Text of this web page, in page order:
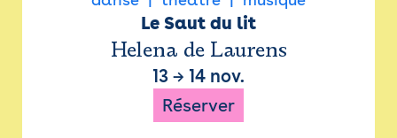
Le Saut du lit
Helena de Laurens
13 → 14 nov.
Réserver